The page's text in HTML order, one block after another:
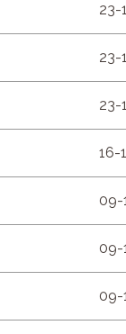
23-
23-
23-
16-
09-
09-
09-